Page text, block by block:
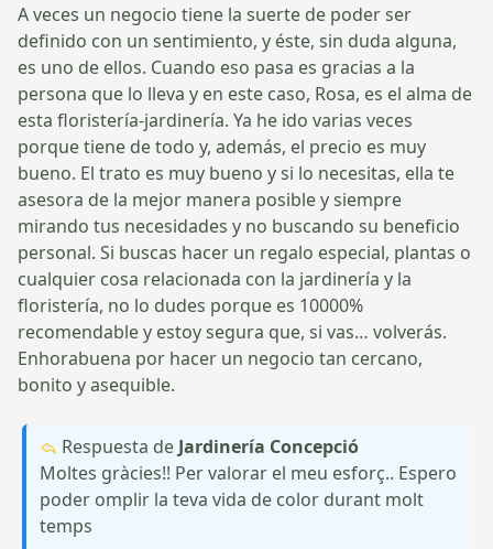
A veces un negocio tiene la suerte de poder ser
definido con un sentimiento, y éste, sin duda alguna,
es uno de ellos. Cuando eso pasa es gracias a la
persona que lo lleva y en este caso, Rosa, es el alma de
esta floristería-jardinería. Ya he ido varias veces
porque tiene de todo y, además, el precio es muy
bueno. El trato es muy bueno y si lo necesitas, ella te
asesora de la mejor manera posible y siempre
mirando tus necesidades y no buscando su beneficio
personal. Si buscas hacer un regalo especial, plantas o
cualquier cosa relacionada con la jardinería y la
floristería, no lo dudes porque es 10000%
recomendable y estoy segura que, si vas… volverás.
Enhorabuena por hacer un negocio tan cercano,
bonito y asequible.
Respuesta de Jardinería Concepció
Moltes gràcies!! Per valorar el meu esforç.. Espero
poder omplir la teva vida de color durant molt
temps